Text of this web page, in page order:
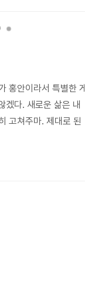
홍안이라서 특별한 게
겠다. 새로운 삶은 내
고쳐주마. 제대로 된